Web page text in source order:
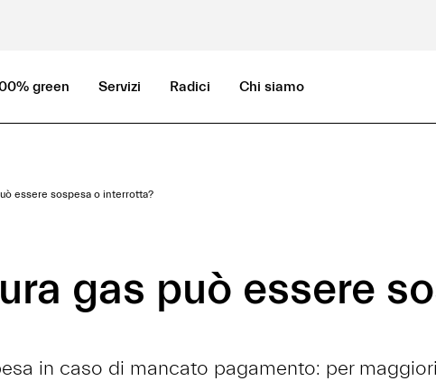
green Servizi Radici Chi siamo
essere sospesa o interrotta?
gas può essere
in caso di mancato pagamento: per